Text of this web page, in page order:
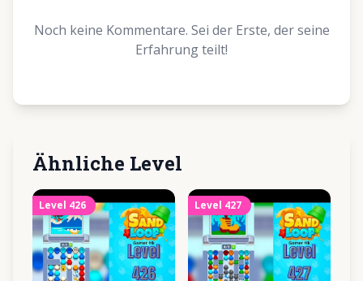
Noch keine Kommentare. Sei der Erste, der seine
Erfahrung teilt!
Ähnliche Level
Level 426 Level 427